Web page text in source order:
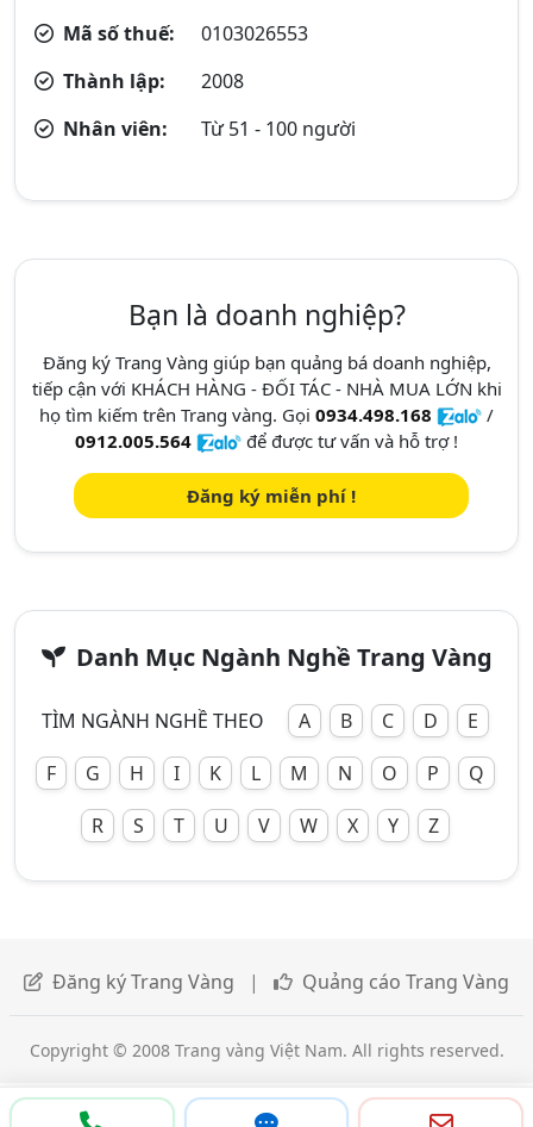
Mã số thuế:
0103026553
Thành lập:
2008
Nhân viên:
Từ 51 - 100 người
Bạn là doanh nghiệp?
Đăng ký Trang Vàng giúp bạn quảng bá doanh nghiệp,
tiếp cận với KHÁCH HÀNG - ĐỐI TÁC - NHÀ MUA LỚN khi
họ tìm kiếm trên Trang vàng. Gọi 0934.498.168
/
0912.005.564
để được tư vấn và hỗ trợ !
Đăng ký miễn phí !
Danh Mục Ngành Nghề Trang Vàng
TÌM NGÀNH NGHỀ THEO A B C D
E
F
G H I K L M N O P
Q
R
S T U V W X Y Z
Đăng ký Trang Vàng | Quảng cáo Trang Vàng
Copyright © 2008 Trang vàng Việt Nam. All rights reserved.